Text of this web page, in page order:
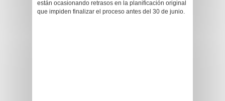
están ocasionando retrasos en la planificación original
que impiden finalizar el proceso antes del 30 de junio.